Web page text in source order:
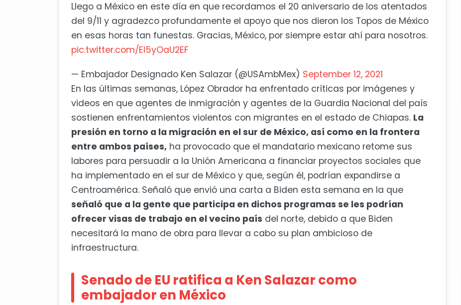
Llego a México en este día en que recordamos el 20 aniversario de los atentados
del 9/11 y agradezco profundamente el apoyo que nos dieron los Topos de México
en esas horas tan funestas. Gracias, México, por siempre estar ahí para nosotros.
pic.twitter.com/El5yOaU2EF
— Embajador Designado Ken Salazar (@USAmbMex) September 12, 2021
En las últimas semanas, López Obrador ha enfrentado críticas por imágenes y
videos en que agentes de inmigración y agentes de la Guardia Nacional del país
sostienen enfrentamientos violentos con migrantes en el estado de Chiapas. La
presión en torno a la migración en el sur de México, así como en la frontera
entre ambos países, ha provocado que el mandatario mexicano retome sus
labores para persuadir a la Unión Americana a financiar proyectos sociales que
ha implementado en el sur de México y que, según él, podrían expandirse a
Centroamérica. Señaló que envió una carta a Biden esta semana en la que
señaló que a la gente que participa en dichos programas se les podrían
ofrecer visas de trabajo en el vecino país del norte, debido a que Biden
necesitará la mano de obra para llevar a cabo su plan ambicioso de
infraestructura.
Senado de EU ratifica a Ken Salazar como
embajador en México